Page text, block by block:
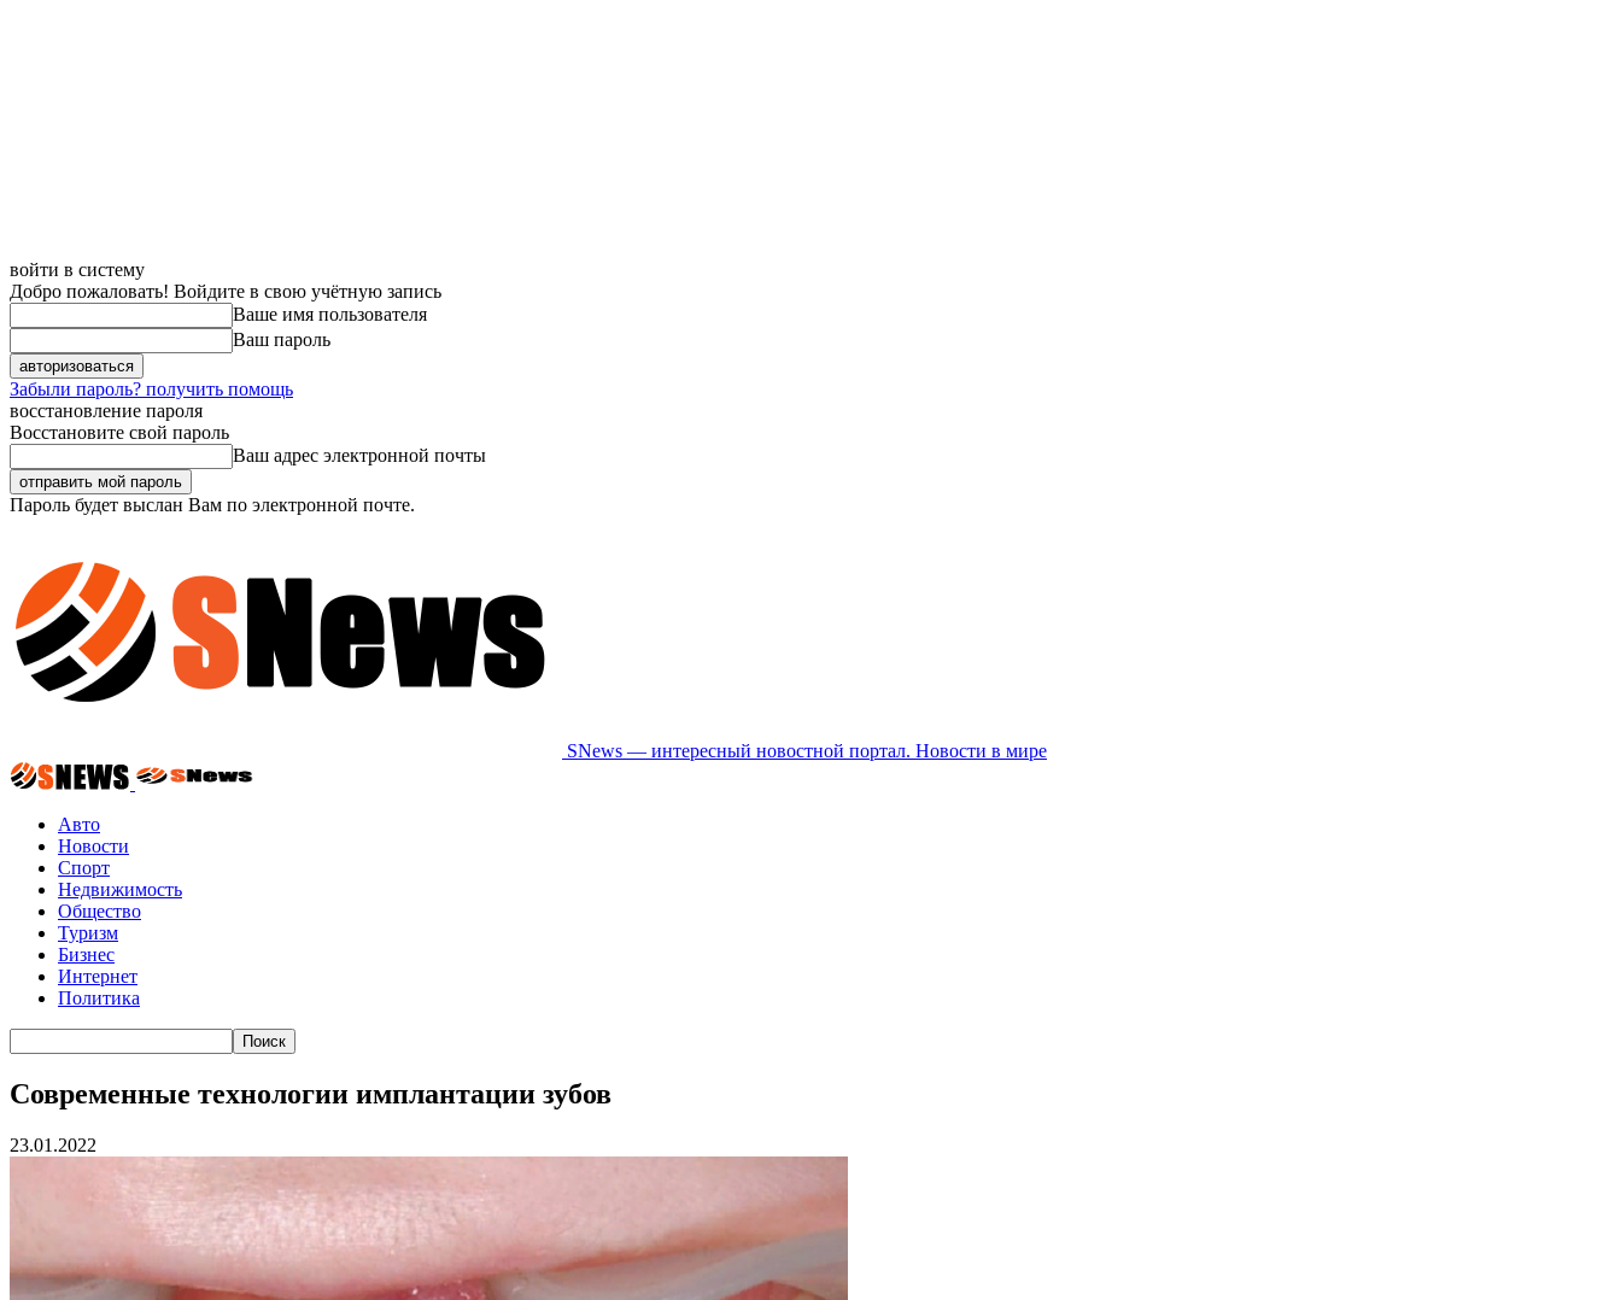
войти в систему
Добро пожаловать! Войдите в свою учётную запись
Ваше имя пользователя
Ваш пароль
Забыли пароль? получить помощь
восстановление пароля
Восстановите свой пароль
Ваш адрес электронной почты
Пароль будет выслан Вам по электронной почте.
SNews — интересный новостной портал. Новости в мире
Авто
Новости
Спорт
Недвижимость
Общество
Туризм
Бизнес
Интернет
Политика
Современные технологии имплантации зубов
23.01.2022